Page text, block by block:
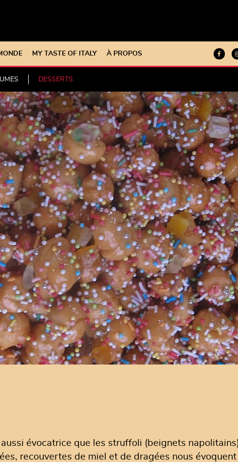
MY TASTE OF ITALY À PROPOS
DESSERTS
évocatrice que les struffoli (beignets
recouvertes de miel et de dragées nous